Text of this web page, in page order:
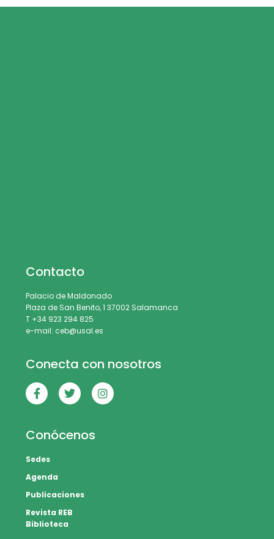
Contacto
Palacio de Maldonado
Plaza de San Benito, 1 37002 Salamanca
T +34 923 294 825
e-mail: ceb@usal.es
Conecta con nosotros
Conócenos
Sedes
Agenda
Publicaciones
Revista REB
Biblioteca